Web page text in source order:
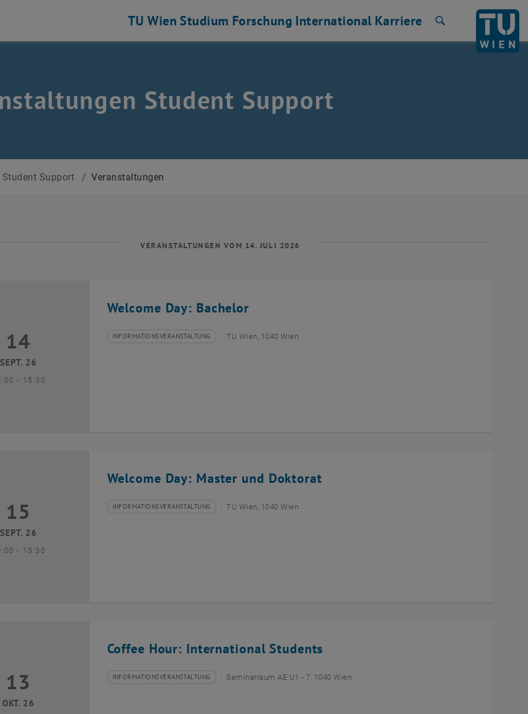
TU Wien Studium Forschung International Karriere
Student Support
Student Support / Veranstaltungen
VERANSTALTUNGEN VOM 14. JULI 2026
Welcome Day: Bachelor
September 2026
14
SEPT. 26
- bis
15:30
Veranstaltungstyp:
INFORMATIONSVERANSTALTUNG
Veranstaltungsort: TU Wien, 1040 Wien
Welcome Day: Master und Doktorat
September 2026
15
SEPT. 26
- bis
15:30
Veranstaltungstyp:
INFORMATIONSVERANSTALTUNG
Veranstaltungsort: TU Wien, 1040 Wien
Coffee Hour: International Students
Oktober 2026
13
OKT. 26
Veranstaltungstyp:
INFORMATIONSVERANSTALTUNG
Veranstaltungsort: Seminarraum AE U1 - 7, 1040 Wien